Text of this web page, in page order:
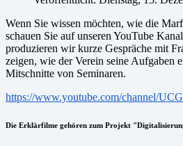
Wenn Sie wissen möchten, wie die
schauen Sie auf unseren YouTube
produzieren wir kurze Gespräche mit
zeigen, wie der Verein seine Aufgaben
Mitschnitte von Seminaren.
https://www.youtube.com/channel/
Die Erklärfilme gehören zum Projekt